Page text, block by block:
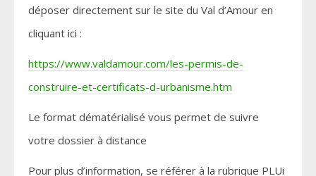
déposer directement sur le site du Val d’Amour en
cliquant ici :
https://www.valdamour.com/les-permis-de-
construire-et-certificats-d-urbanisme.htm
Le format dématérialisé vous permet de suivre
votre dossier à distance
Pour plus d’information, se référer à la rubrique PLUi